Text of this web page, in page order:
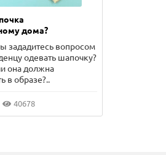
дома?
зададитесь вопросом
одевать шапочку?
она должна
в образе?..
40678